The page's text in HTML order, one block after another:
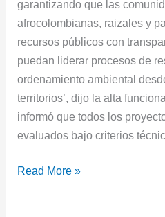
garantizando que las
afrocolombianas, raizales y
recursos públicos con
puedan liderar procesos de
ordenamiento ambiental
territorios’, dijo la alta
informó que todos los
evaluados bajo criterios
Read More »